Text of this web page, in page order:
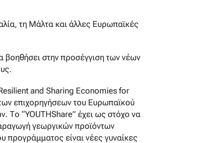
τη Μάλτα και άλλες Ευρωπαϊκές
βοηθήσει στην προσέγγιση των νέων
and Sharing Economies for
επιχορηγήσεων του Ευρωπαϊκού
Το “YOUTHShare” έχει ως στόχο να
γεωργικών προϊόντων
προγράμματος είναι νέες γυναίκες